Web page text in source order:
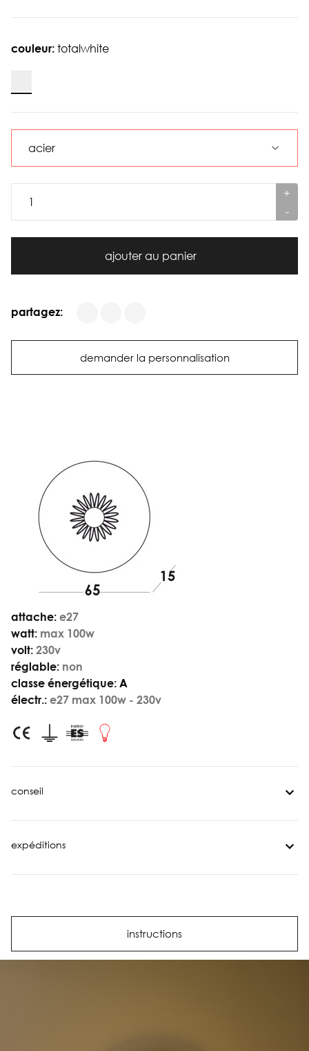
couleur: totalwhite
+
-
ajouter au panier
partagez:
demander la personnalisation
attache: e27
watt: max 100w
volt: 230v
réglable: non
classe énergétique: A
électr.: e27 max 100w - 230v
conseil
expéditions
instructions